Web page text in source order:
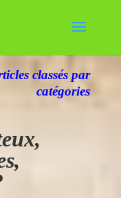
classés par
catégories